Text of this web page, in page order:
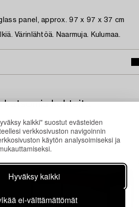
kaikki" suostut evästeiden
verkkosivuston navigoinnin
käytön analysoimiseksi ja
Hyväksy kaikki
ei-välttämättömät
panel, approx. 97 x 97 x 37 cm
Värinlähtöä. Naarmuja. Kulumaa.
katsomia kohteita